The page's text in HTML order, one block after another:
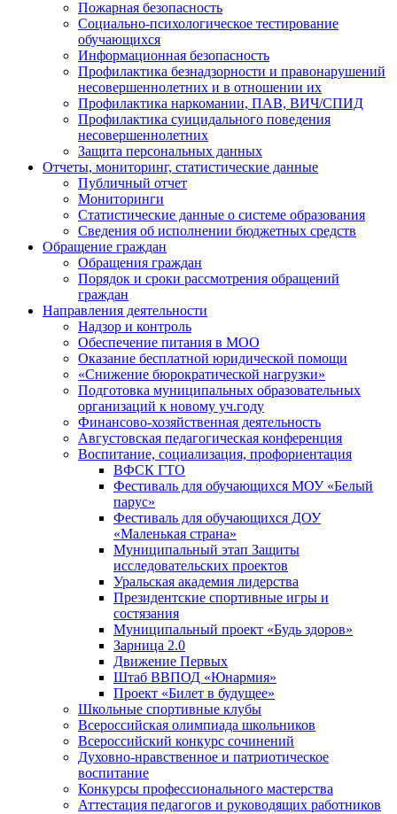
Пожарная безопасность
Социально-психологическое тестирование
обучающихся
Информационная безопасность
Профилактика безнадзорности и правонарушений
несовершеннолетних и в отношении их
Профилактика наркомании, ПАВ, ВИЧ/СПИД
Профилактика суицидального поведения
несовершеннолетних
Защита персональных данных
Отчеты, мониторинг, статистические данные
Публичный отчет
Мониторинги
Статистические данные о системе образования
Сведения об исполнении бюджетных средств
Обращение граждан
Обращения граждан
Порядок и сроки рассмотрения обращений
граждан
Направления деятельности
Надзор и контроль
Обеспечение питания в МОО
Оказание бесплатной юридической помощи
«Снижение бюрократической нагрузки»
Подготовка муниципальных образовательных
организаций к новому уч.году
Финансово-хозяйственная деятельность
Августовская педагогическая конференция
Воспитание, социализация, профориентация
ВФСК ГТО
Фестиваль для обучающихся МОУ «Белый
парус»
Фестиваль для обучающихся ДОУ
«Маленькая страна»
Муниципальный этап Защиты
исследовательских проектов
Уральская академия лидерства
Президентские спортивные игры и
состязания
Муниципальный проект «Будь здоров»
Зарница 2.0
Движение Первых
Штаб ВВПОД «Юнармия»
Проект «Билет в будущее»
Школьные спортивные клубы
Всероссийская олимпиада школьников
Всероссийский конкурс сочинений
Духовно-нравственное и патриотическое
воспитание
Конкурсы профессионального мастерства
Аттестация педагогов и руководящих работников